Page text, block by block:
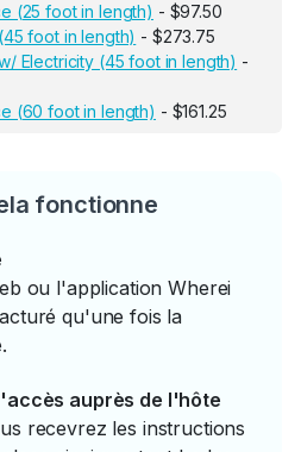
(25 foot in length) - $97.50
foot in length) - $273.75
Electricity (45 foot in length) -
(60 foot in length) - $161.25
fonctionne
ou l'application Wherei
qu'une fois la
auprès de l'hôte
recevrez les instructions